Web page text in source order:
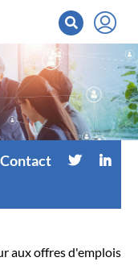
Contact
aux offres d'emplois